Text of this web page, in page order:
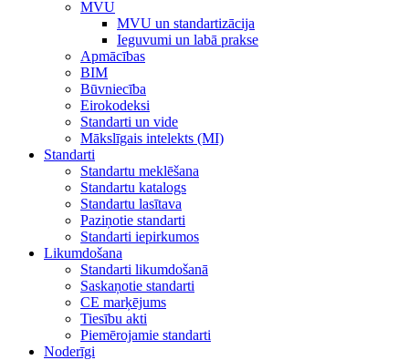
MVU
MVU un standartizācija
Ieguvumi un labā prakse
Apmācības
BIM
Būvniecība
Eirokodeksi
Standarti un vide
Mākslīgais intelekts (MI)
Standarti
Standartu meklēšana
Standartu katalogs
Standartu lasītava
Paziņotie standarti
Standarti iepirkumos
Likumdošana
Standarti likumdošanā
Saskaņotie standarti
CE marķējums
Tiesību akti
Piemērojamie standarti
Noderīgi